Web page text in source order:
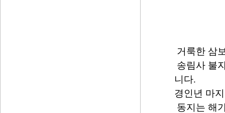
거룩한 삼
송림사 불
니다.
경인년 마
동지는 해